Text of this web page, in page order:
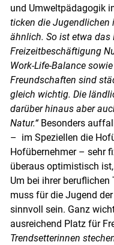
Skip
und Umweltpädagogik
ticken die Jugendlichen
ähnlich. So ist etwa das
Freizeitbeschäftigung
Work-Life-Balance
Freundschaften sind
gleich wichtig. Die
darüber hinaus aber
Natur.“ Besonders
– im Speziellen die
Hofübernehmer – sehr
überaus optimistisch
Um bei ihrer
muss für die Jugend
sinnvoll sein. Ganz
ausreichend Platz für
Trendsetterinnen